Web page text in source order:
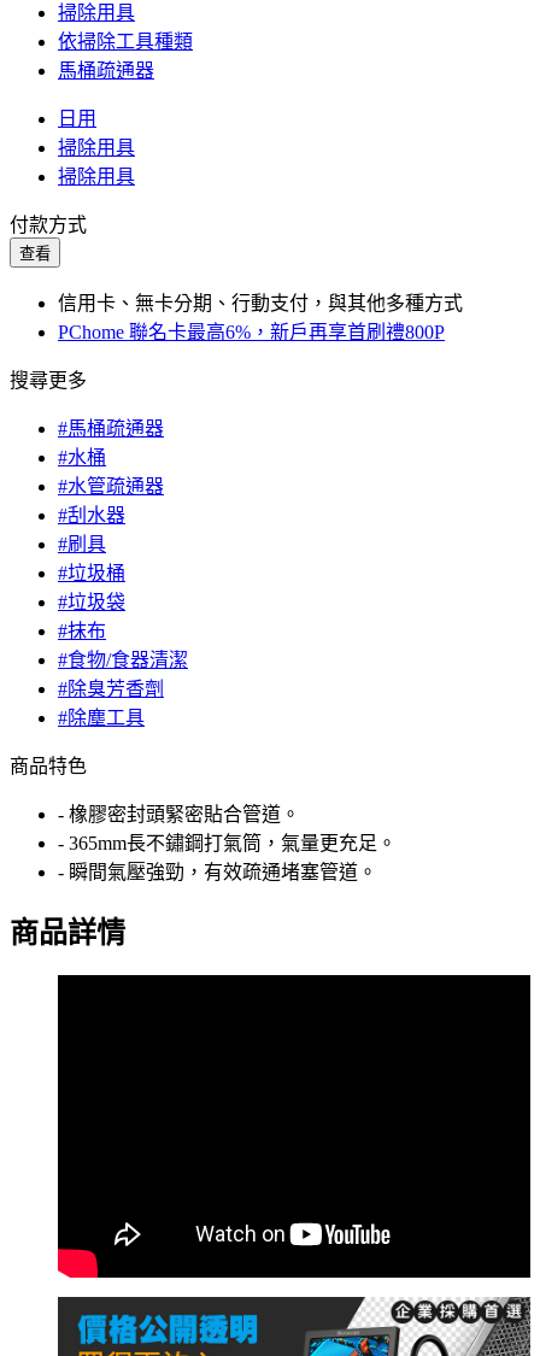
掃除用具
依掃除工具種類
馬桶疏通器
日用
掃除用具
掃除用具
付款方式
查看
信用卡、無卡分期、行動支付，與其他多種方式
PChome 聯名卡最高6%，新戶再享首刷禮800P
搜尋更多
#馬桶疏通器
#水桶
#水管疏通器
#刮水器
#刷具
#垃圾桶
#垃圾袋
#抹布
#食物/食器清潔
#除臭芳香劑
#除塵工具
商品特色
- 橡膠密封頭緊密貼合管道。
- 365mm長不鏽鋼打氣筒，氣量更充足。
- 瞬間氣壓強勁，有效疏通堵塞管道。
商品詳情